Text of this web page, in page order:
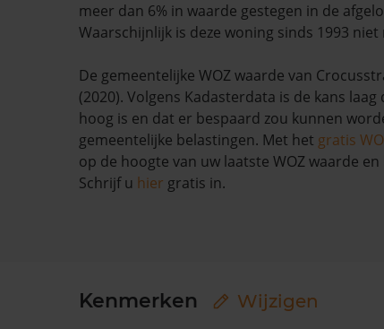
meer dan 6% in waarde gestegen in de
Waarschijnlijk is deze woning sinds 1993
De gemeentelijke WOZ waarde van
(2020). Volgens Kadasterdata is de kans
hoog is en dat er bespaard zou kunnen
gemeentelijke belastingen. Met het gratis
op de hoogte van uw laatste WOZ waarde
Schrijf u hier gratis in.
Kenmerken Wijzigen